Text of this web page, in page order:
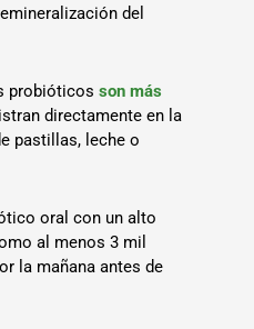
del
probióticosson más
directamente en la
pastillas, leche o
oral con un alto
al menos 3 mil
la mañana antes de